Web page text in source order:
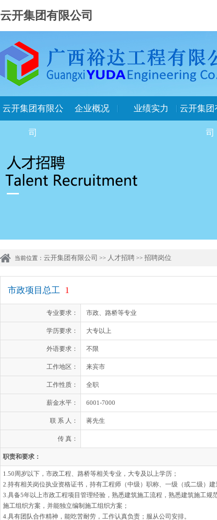
云开集团有限公司
云开集团有限公
司
企业概况 业绩实力 云开集团
司
当前位置： 云开集团有限公司 >> 人才招聘 >> 招聘岗位
市政项目总工 1
专业要求： 市政、路桥等专业
学历要求： 大专以上
外语要求： 不限
工作地区： 来宾市
工作性质： 全职
薪金水平： 6001-7000
联 系 人： 蒋先生
传 真：
职责和要求：
1.50周岁以下，市政工程、路桥等相关专业，大专及以上学历；
2.持有相关岗位执业资格证书，持有工程师（中级）职称、一级（或二级）
3.具备5年以上市政工程项目管理经验，熟悉建筑施工流程，熟悉建筑施工
施工组织方案，并能独立编制施工组织方案；
4.具有团队合作精神，能吃苦耐劳，工作认真负责；服从公司安排。